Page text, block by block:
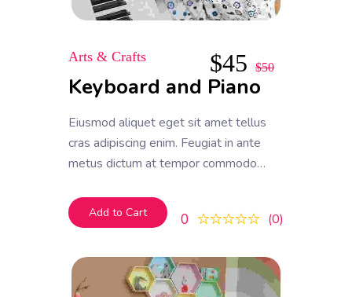
Arts & Crafts
0 0
Keyboard and Piano
Eiusmod aliquet eget sit amet tellus
cras adipiscing enim. Feugiat in ante
metus dictum at tempor commodo
facilisi etiam dignissim. Vestibulum
mattis ullamcorper velit sed
Dolor sit amet consectetur adipiscing
elit. A erat nam at lectus urna duis
$45 $50
Add to Cart